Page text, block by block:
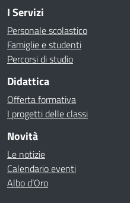
I Servizi
Personale scolastico
Famiglie e studenti
Percorsi di studio
Didattica
Offerta formativa
I progetti delle classi
Novità
Le notizie
Calendario eventi
Albo d’Oro